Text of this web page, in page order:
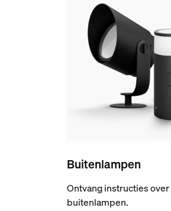
Buitenlampen
Ontvang instructies
buitenlampen.